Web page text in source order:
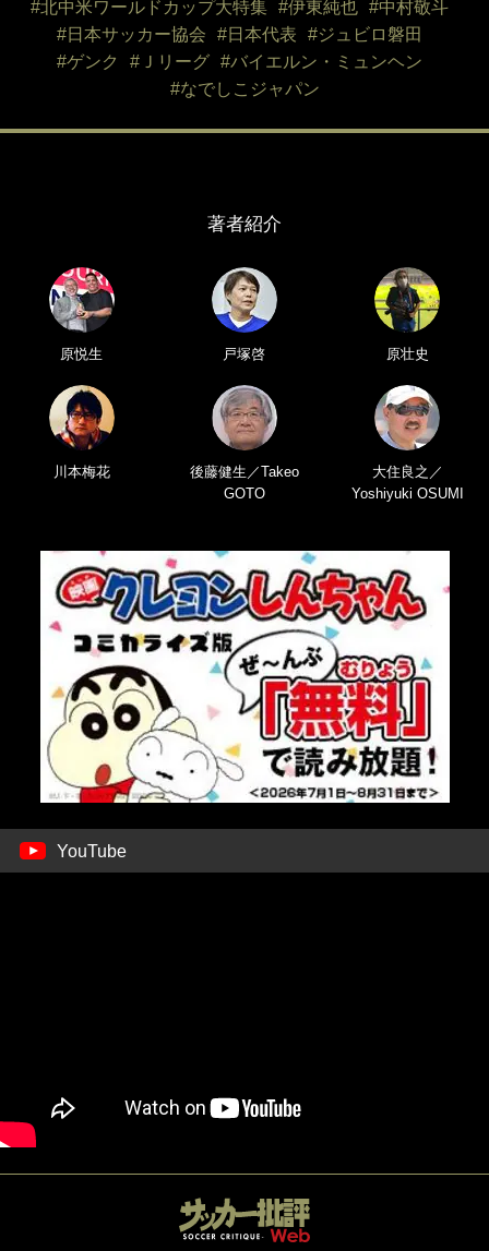
#北中米ワールドカップ大特集 #伊東純也
#中村敬斗
#日本サッカー協会
#日本代表
#ジュビロ磐田
#ゲンク
#Ｊリーグ
#バイエルン・ミュンヘン
#なでしこジャパン
著者紹介
原悦生 戸塚啓 原壮史
川本梅花
後藤健生／Takeo
GOTO
大住良之／
Yoshiyuki OSUMI
YouTube